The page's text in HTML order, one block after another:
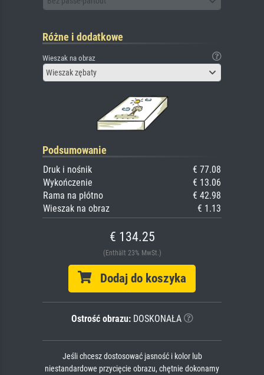
Różne i dodatkowe
Wieszak na obraz
Wieszak zębaty
Podsumowanie
Druk i nośnik
€ 77.08
Wykończenie
€ 13.06
Rama na płótno
€ 42.98
Wieszak na obraz
€ 1.13
€ 134.25
(Enthält 23% MwSt.)
Dodaj do koszyka
Ostrość obrazu:DOSKONAŁA
Jeśli chcesz dostosować jasność i kolor lub
niestandardowe przycięcie obrazu, chętnie dokonamy